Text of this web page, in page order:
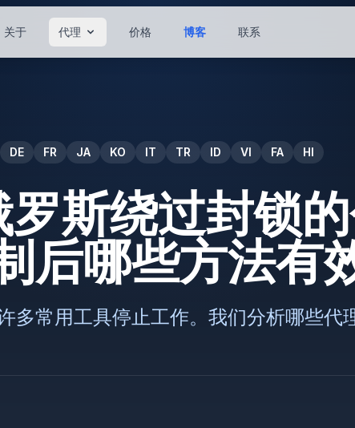
关于 代理 价格 博客 联系
DE FR JA KO IT TR ID VI FA HI
斯绕过封锁的
后哪些方法有
多常用工具停止工作。我们分析哪些代